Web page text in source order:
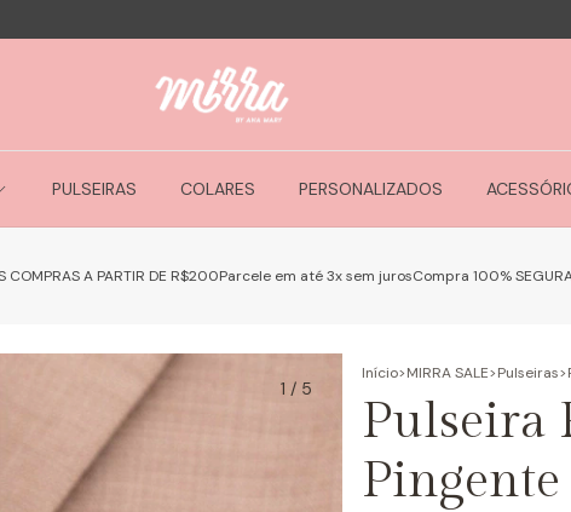
PULSEIRAS COLARES PERSONALIZADOS
COMPRAS A PARTIR DE R$200Parcele em até 3x sem jurosCompra 100%
1 / 5
Início>MIRRA SALE>Pulseiras>
Pulseira